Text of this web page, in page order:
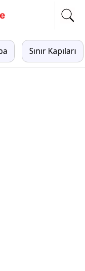
Sınır Kapıları